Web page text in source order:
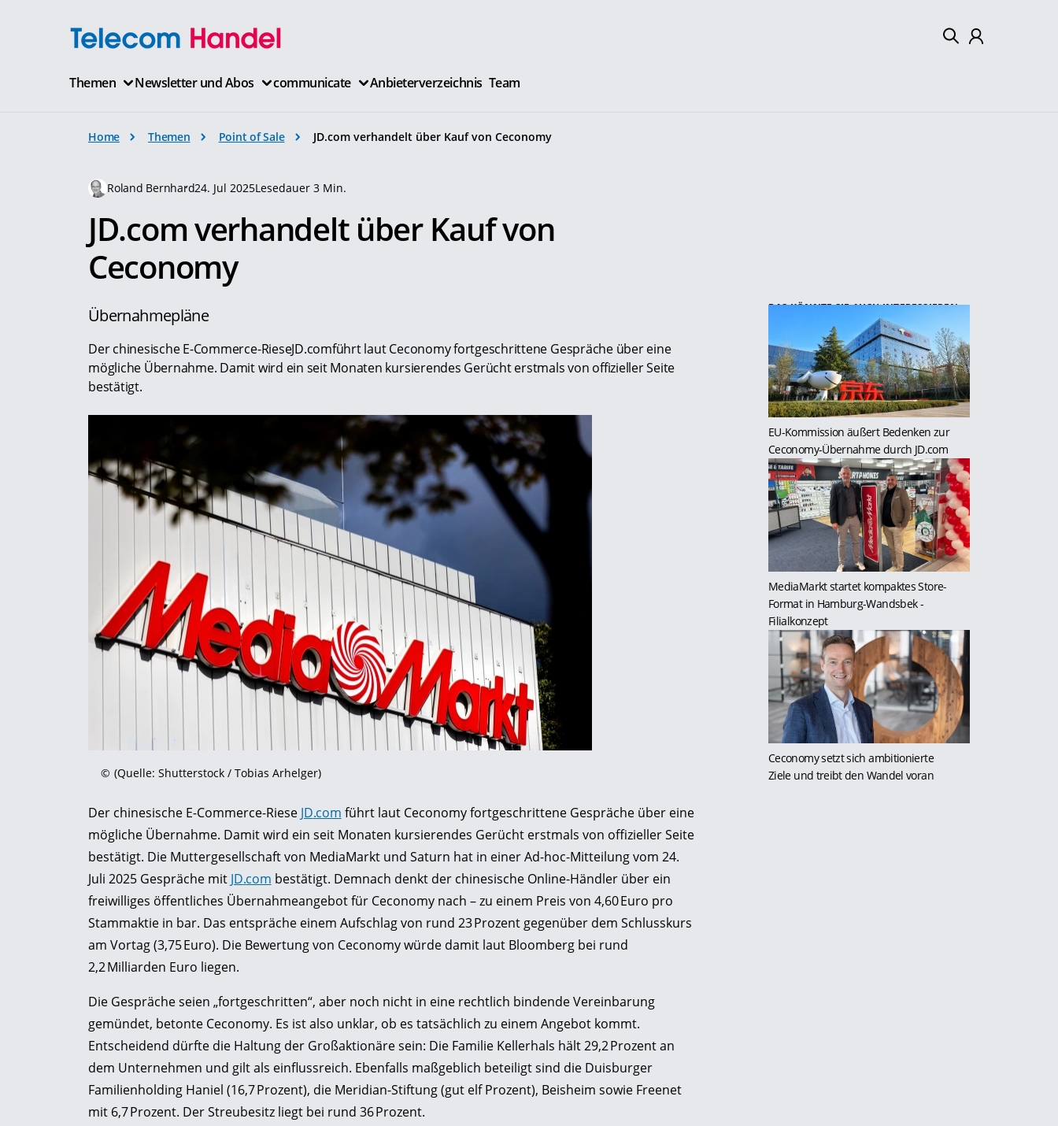
Themen Newsletter und Abos communicate Anbieterverzeichnis Team
Home Themen Point of Sale JD.com verhandelt über Kauf von Ceconomy
Roland Bernhard24. Jul 2025Lesedauer 3 Min.
JD.com verhandelt über Kauf von
Ceconomy
Übernahmepläne
Der chinesische E-Commerce-RieseJD.comführt laut Ceconomy fortgeschrittene Gespräche über eine
mögliche Übernahme. Damit wird ein seit Monaten kursierendes Gerücht erstmals von offizieller Seite
bestätigt.
© (Quelle: Shutterstock / Tobias Arhelger)
Der chinesische E-Commerce-Riese JD.com führt laut Ceconomy fortgeschrittene Gespräche über eine
mögliche Übernahme. Damit wird ein seit Monaten kursierendes Gerücht erstmals von offizieller Seite
bestätigt. Die Muttergesellschaft von MediaMarkt und Saturn hat in einer Ad-hoc-Mitteilung vom 24.
Juli 2025 Gespräche mit JD.com bestätigt. Demnach denkt der chinesische Online-Händler über ein
freiwilliges öffentliches Übernahmeangebot für Ceconomy nach – zu einem Preis von 4,60 Euro pro
Stammaktie in bar. Das entspräche einem Aufschlag von rund 23 Prozent gegenüber dem Schlusskurs
am Vortag (3,75 Euro). Die Bewertung von Ceconomy würde damit laut Bloomberg bei rund
2,2 Milliarden Euro liegen.
Die Gespräche seien „fortgeschritten“, aber noch nicht in eine rechtlich bindende Vereinbarung
gemündet, betonte Ceconomy. Es ist also unklar, ob es tatsächlich zu einem Angebot kommt.
Entscheidend dürfte die Haltung der Großaktionäre sein: Die Familie Kellerhals hält 29,2 Prozent an
dem Unternehmen und gilt als einflussreich. Ebenfalls maßgeblich beteiligt sind die Duisburger
Familienholding Haniel (16,7 Prozent), die Meridian-Stiftung (gut elf Prozent), Beisheim sowie Freenet
mit 6,7 Prozent. Der Streubesitz liegt bei rund 36 Prozent.
DAS KÖNNTE SIE AUCH INTERESSIEREN:
EU-Kommission äußert Bedenken zur
Ceconomy-Übernahme durch JD.com
MediaMarkt startet kompaktes Store-
Format in Hamburg-Wandsbek-
Filialkonzept
Ceconomy setzt sich ambitionierte
Ziele und treibt den Wandel voran